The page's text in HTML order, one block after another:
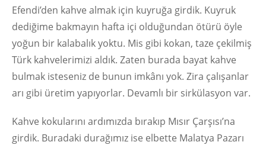
Efendi’den kahve almak için kuyruğa girdik. Kuyruk
dediğime bakmayın hafta içi olduğundan ötürü öyle
yoğun bir kalabalık yoktu. Mis gibi kokan, taze çekilmiş
Türk kahvelerimizi aldık. Zaten burada bayat kahve
bulmak isteseniz de bunun imkânı yok. Zira çalışanlar
arı gibi üretim yapıyorlar. Devamlı bir sirkülasyon var.
Kahve kokularını ardımızda bırakıp Mısır Çarşısı’na
girdik. Buradaki durağımız ise elbette Malatya Pazarı